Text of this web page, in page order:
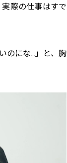
際の仕事はすで
のにな...」と、胸